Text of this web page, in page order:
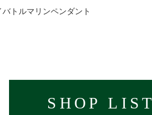
バトルマリンペンダント
SHOP LIST